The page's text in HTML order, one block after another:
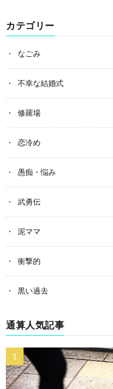
カテゴリー
なごみ
不幸な結婚式
修羅場
恋冷め
愚痴・悩み
武勇伝
泥ママ
衝撃的
黒い過去
通算人気記事